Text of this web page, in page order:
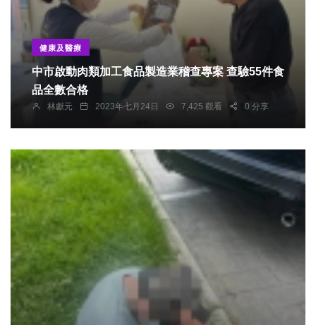
健康及醫療
中市啟動肉類加工食品製造業稽查專案 查驗55件食
品全數合格
林獻元 2023年七月24日 7,425 觀看 0 分享